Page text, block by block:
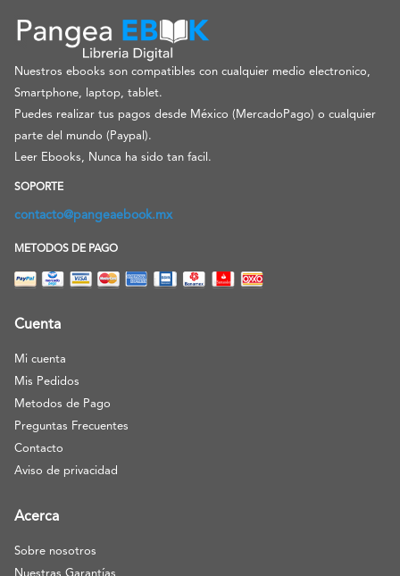
Nuestros ebooks son compatibles con cualquier medio electronico,
Smartphone, laptop, tablet.
Puedes realizar tus pagos desde México (MercadoPago) o cualquier
parte del mundo (Paypal).
Leer Ebooks, Nunca ha sido tan facil.
SOPORTE
contacto@pangeaebook.mx
METODOS DE PAGO
Cuenta
Mi cuenta
Mis Pedidos
Metodos de Pago
Preguntas Frecuentes
Contacto
Aviso de privacidad
Acerca
Sobre nosotros